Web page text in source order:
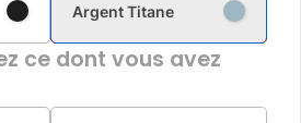
Argent Titane
ce dont vous avez